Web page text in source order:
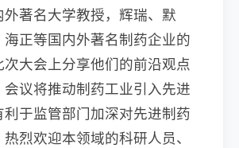
著名大学教授，辉瑞、默
正等国内外著名制药企业的
大会上分享他们的前沿观点
议将推动制药工业引入先进
于监管部门加深对先进制药
烈欢迎本领域的科研人员、